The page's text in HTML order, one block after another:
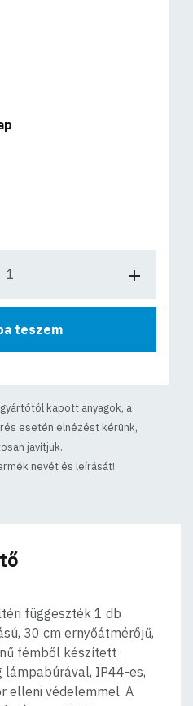
teszem
kapott anyagok, a
esetén elnézést kérünk,
javítjuk.
nevét és leírását!
függeszték 1 db
30 cm ernyőátmérőjű,
fémből készített
IP44-es,
elleni védelemmel. A